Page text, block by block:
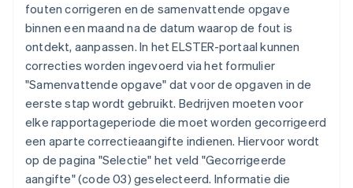
fouten corrigeren en de samenvattende opgave
binnen een maand na de datum waarop de fout is
ontdekt, aanpassen. In het ELSTER-portaal kunnen
correcties worden ingevoerd via het formulier
"Samenvattende opgave" dat voor de opgaven in de
eerste stap wordt gebruikt. Bedrijven moeten voor
elke rapportageperiode die moet worden gecorrigeerd
een aparte correctieaangifte indienen. Hiervoor wordt
op de pagina "Selectie" het veld "Gecorrigeerde
aangifte" (code 03) geselecteerd. Informatie die